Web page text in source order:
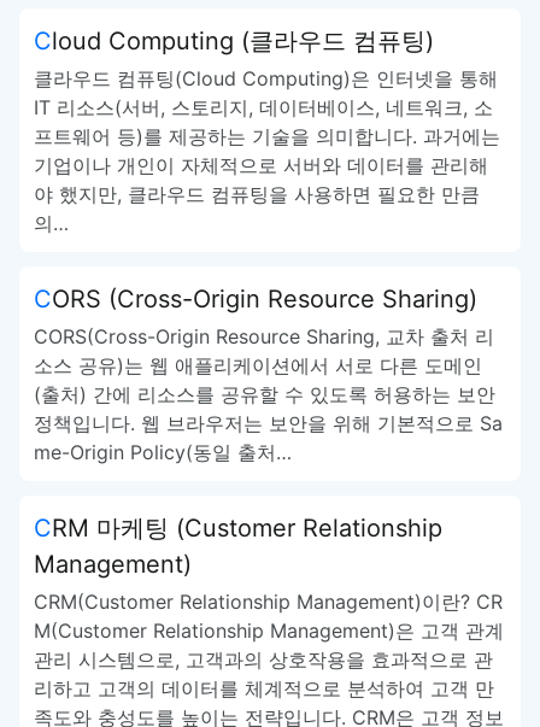
Cloud Computing (클라우드 컴퓨팅)
클라우드 컴퓨팅(Cloud Computing)은 인터넷을 통해
IT 리소스(서버, 스토리지, 데이터베이스, 네트워크, 소
프트웨어 등)를 제공하는 기술을 의미합니다. 과거에는
기업이나 개인이 자체적으로 서버와 데이터를 관리해
야 했지만, 클라우드 컴퓨팅을 사용하면 필요한 만큼
의…
CORS (Cross-Origin Resource Sharing)
CORS(Cross-Origin Resource Sharing, 교차 출처 리
소스 공유)는 웹 애플리케이션에서 서로 다른 도메인
(출처) 간에 리소스를 공유할 수 있도록 허용하는 보안
정책입니다. 웹 브라우저는 보안을 위해 기본적으로 Sa
me-Origin Policy(동일 출처…
CRM 마케팅 (Customer Relationship
Management)
CRM(Customer Relationship Management)이란? CR
M(Customer Relationship Management)은 고객 관계
관리 시스템으로, 고객과의 상호작용을 효과적으로 관
리하고 고객의 데이터를 체계적으로 분석하여 고객 만
족도와 충성도를 높이는 전략입니다. CRM은 고객 정보